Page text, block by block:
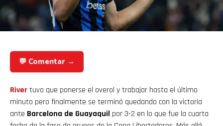
💬 Comentar →
Rivertuvo que ponerse el overol y trabajar hasta el último
minuto pero finalmente se terminó quedando con la victoria
ante Barcelona de Guayaquil por 3-2 en lo que fue la cuarta